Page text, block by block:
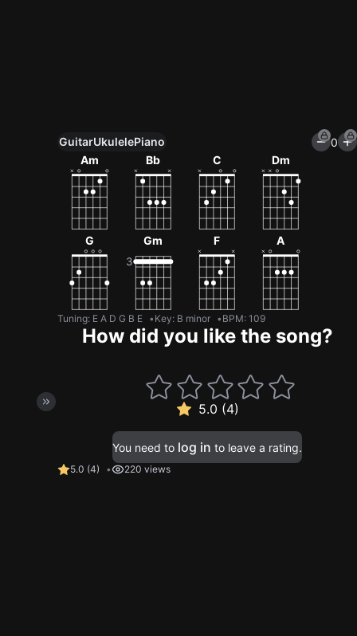
Unlock All Tools
100+ tunings, chord games & metronome
Get now
GuitarUkulelePiano
0
Am
Bb C Dm
G Gm F A
Tuning: E A D G B E Key: B minor BPM: 109
How did you like the song?
5.0 (4)
You need to log in to leave a rating.
5.0 (4) 220 views